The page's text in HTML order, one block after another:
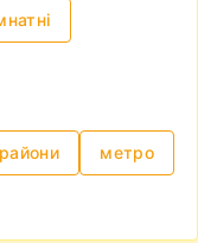
райони метро